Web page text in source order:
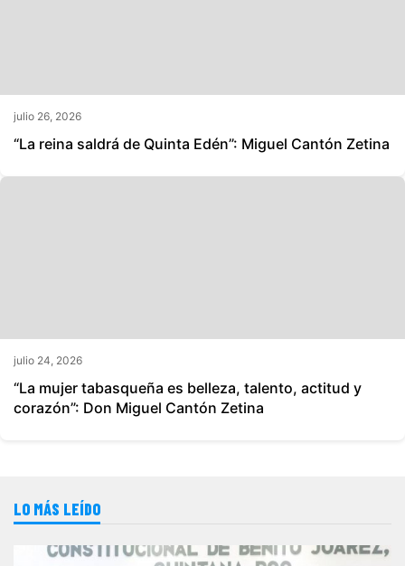
julio 26, 2026
“La reina saldrá de Quinta Edén”: Miguel Cantón Zetina
julio 24, 2026
“La mujer tabasqueña es belleza, talento, actitud y
corazón”: Don Miguel Cantón Zetina
LO MÁS LEÍDO